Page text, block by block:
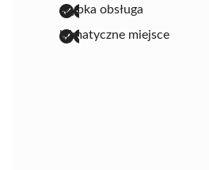
szybka obsługa
klimatyczne miejsce